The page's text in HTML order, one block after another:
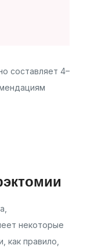
составляет 4–
некоторые
как правило,